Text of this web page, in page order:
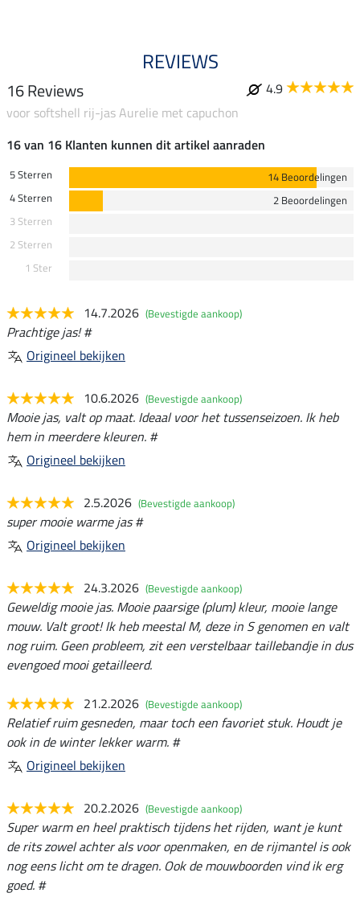
REVIEWS
16 Reviews
4.9
voor softshell rij-jas Aurelie met capuchon
16 van 16 Klanten kunnen dit artikel aanraden
5 Sterren
14 Beoordelingen
4 Sterren
2 Beoordelingen
3 Sterren
2 Sterren
1 Ster
14.7.2026 (Bevestigde aankoop)
Prachtige jas! #
Origineel bekijken
10.6.2026 (Bevestigde aankoop)
Mooie jas, valt op maat. Ideaal voor het tussenseizoen. Ik heb
hem in meerdere kleuren. #
Origineel bekijken
2.5.2026 (Bevestigde aankoop)
super mooie warme jas #
Origineel bekijken
24.3.2026 (Bevestigde aankoop)
Geweldig mooie jas. Mooie paarsige (plum) kleur, mooie lange
mouw. Valt groot! Ik heb meestal M, deze in S genomen en valt
nog ruim. Geen probleem, zit een verstelbaar taillebandje in dus
evengoed mooi getailleerd.
21.2.2026 (Bevestigde aankoop)
Relatief ruim gesneden, maar toch een favoriet stuk. Houdt je
ook in de winter lekker warm. #
Origineel bekijken
20.2.2026 (Bevestigde aankoop)
Super warm en heel praktisch tijdens het rijden, want je kunt
de rits zowel achter als voor openmaken, en de rijmantel is ook
nog eens licht om te dragen. Ook de mouwboorden vind ik erg
goed. #